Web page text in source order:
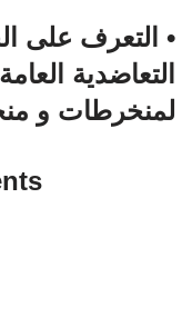
• التعرف على
التعاضدية
لمنخرطات و